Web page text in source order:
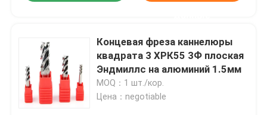
Товары
Видео
Концевая фреза каннелюры
квадрата 3 ХРК55 3Ф плоская
Эндмиллс на алюминий 1.5мм
MOQ：1 шт./кор.
Цена：negotiable